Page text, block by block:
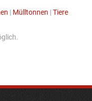
| Mülltonnen | Tiere